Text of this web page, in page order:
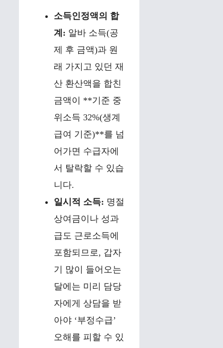
소득인정액의 합
계: 알바 소득(공
제 후 금액)과 원
래 가지고 있던 재
산 환산액을 합친
금액이 **기준 중
위소득 32%(생계
급여 기준)**를 넘
어가면 수급자에
서 탈락할 수 있습
니다.
일시적 소득: 명절
상여금이나 성과
급도 근로소득에
포함되므로, 갑자
기 많이 들어오는
달에는 미리 담당
자에게 상담을 받
아야 ‘부정수급’
오해를 피할 수 있